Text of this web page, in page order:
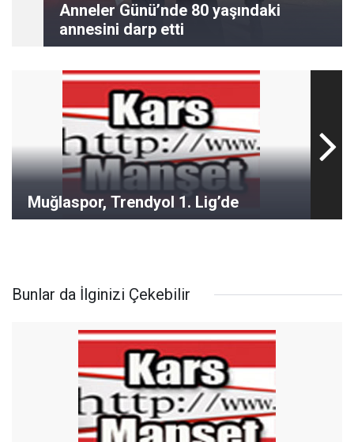
Anneler Günü’nde 80 yaşındaki
annesini darp etti
Muğlaspor, Trendyol 1. Lig’de
Bunlar da İlginizi Çekebilir